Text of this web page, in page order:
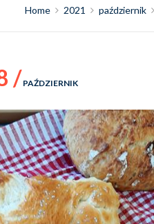
Home 2021 październik
/ PAŹDZIERNIK